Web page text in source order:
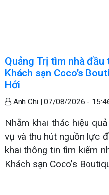
Quảng Trị tìm nhà
Khách sạn Coco’s
Hới
Anh Chi | 07/08/2026 -
Nhằm khai thác hiệu
vụ và thu hút nguồn lực
khai thông tin tìm kiếm
Khách sạn Coco’s